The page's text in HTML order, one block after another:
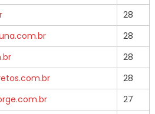
28
28
28
28
27